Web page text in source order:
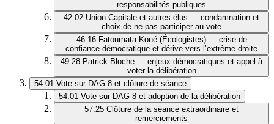
responsabilités publiques
42:02 Union Capitale et autres élus — condamnation et
choix de ne pas participer au vote
46:16 Fatoumata Koné (Écologistes) — crise de
confiance démocratique et dérive vers l’extrême droite
49:28 Patrick Bloche — enjeux démocratiques et appel à
voter la délibération
54:01 Vote sur DAG 8 et clôture de séance
54:01 Vote sur DAG 8 et adoption de la délibération
57:25 Clôture de la séance extraordinaire et
remerciements